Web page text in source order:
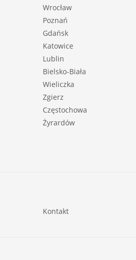
Wrocław
Poznań
Gdańsk
Katowice
Lublin
Bielsko-Biała
Wieliczka
Zgierz
Częstochowa
Żyrardów
Kontakt